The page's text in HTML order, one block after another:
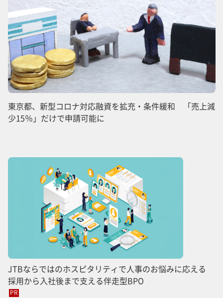
東京都、新型コロナ対応融資を拡充・条件緩和 「売上減
少15％」だけで申請可能に
JTBならではのホスピタリティで人事のお悩みに応える
採用から入社後まで支える伴走型BPO
PR